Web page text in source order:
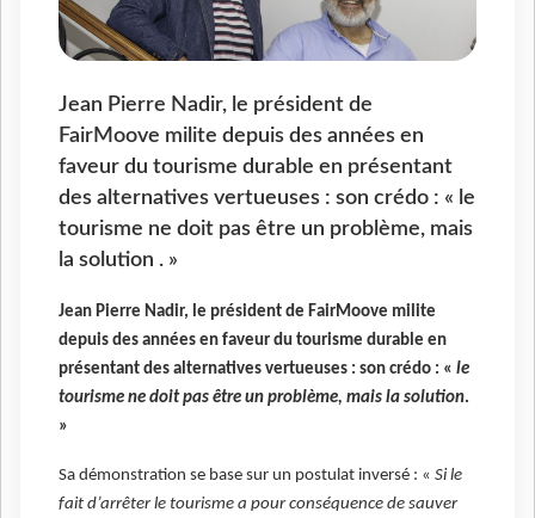
Jean Pierre Nadir, le président de
FairMoove milite depuis des années en
faveur du tourisme durable en présentant
des alternatives vertueuses : son crédo : « le
tourisme ne doit pas être un problème, mais
la solution . »
Jean Pierre Nadir, le président de FairMoove milite
depuis des années en faveur du tourisme durable en
présentant des alternatives vertueuses : son crédo : « le
tourisme ne doit pas être un problème, mais la solution.
»
Sa démonstration se base sur un postulat inversé : « Si le
fait d’arrêter le tourisme a pour conséquence de sauver